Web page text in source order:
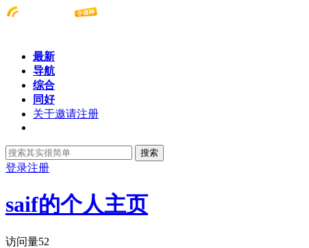
最新
导航
综合
同好
关于邀请注册
搜索
登录注册
saif的个人主页
访问量52